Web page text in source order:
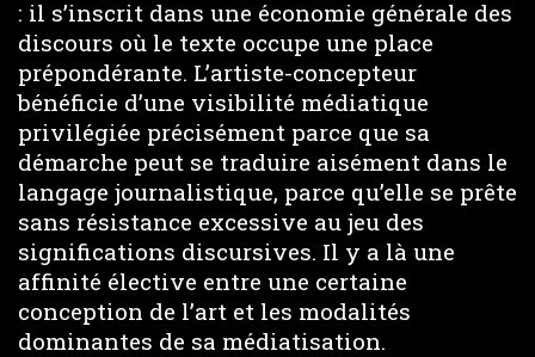
: il s’inscrit dans une économie générale des
discours où le texte occupe une place
prépondérante. L’artiste-concepteur
bénéficie d’une visibilité médiatique
privilégiée précisément parce que sa
démarche peut se traduire aisément dans le
langage journalistique, parce qu’elle se prête
sans résistance excessive au jeu des
significations discursives. Il y a là une
affinité élective entre une certaine
conception de l’art et les modalités
dominantes de sa médiatisation.